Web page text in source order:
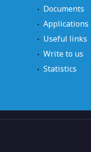
Documents
Applications
Useful links
Write to us
Statistics